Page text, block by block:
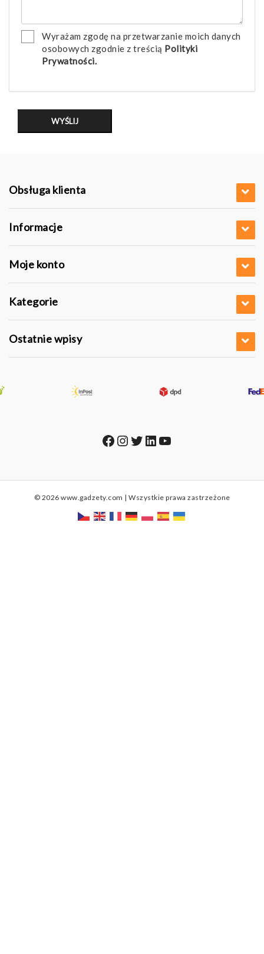
Wyrażam zgodę na przetwarzanie moich danych
osobowych zgodnie z treścią Polityki
Prywatności.
Obsługa klienta
Informacje
Moje konto
Kategorie
Ostatnie wpisy
Facebook
Instagram
Twitter
LinkedIn
YouTube
© 2026 www.gadzety.com | Wszystkie prawa zastrzeżone